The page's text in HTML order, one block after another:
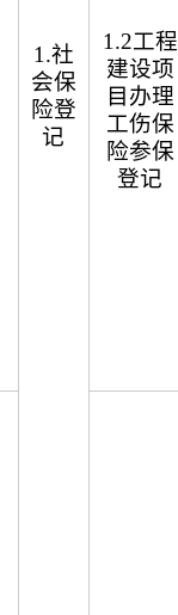
1.社
会保
险登
记
1.2工程
建设项
目办理
工伤保
险参保
登记